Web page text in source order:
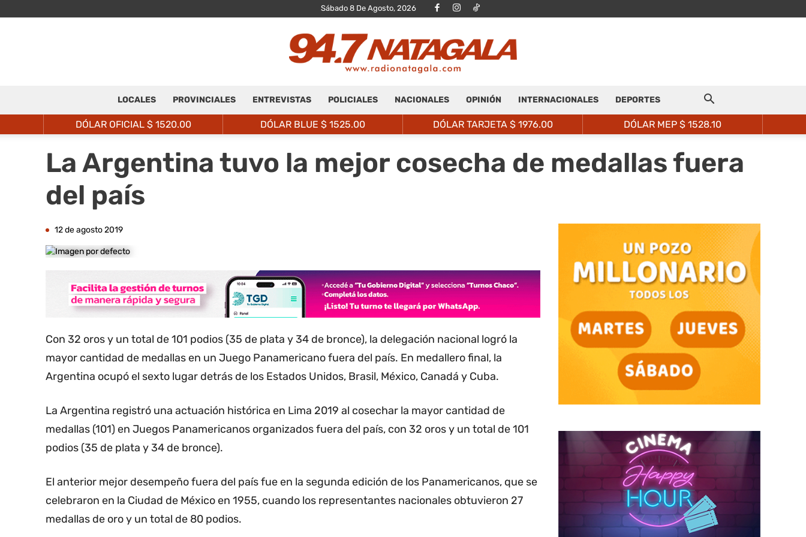
Sábado 8 De Agosto, 2026
LOCALES PROVINCIALES ENTREVISTAS POLICIALES NACIONALES OPINIÓN INTERNACIONALES DEPORTES
DÓLAR OFICIAL $ 1520.00 DÓLAR BLUE $ 1525.00 DÓLAR TARJETA $ 1976.00 DÓLAR MEP $ 1528.10
La Argentina tuvo la mejor cosecha de medallas fuera
del país
12 de agosto 2019
Con 32 oros y un total de 101 podios (35 de plata y 34 de bronce), la delegación nacional logró la
mayor cantidad de medallas en un Juego Panamericano fuera del país. En medallero final, la
Argentina ocupó el sexto lugar detrás de los Estados Unidos, Brasil, México, Canadá y Cuba.
La Argentina registró una actuación histórica en Lima 2019 al cosechar la mayor cantidad de
medallas (101) en Juegos Panamericanos organizados fuera del país, con 32 oros y un total de 101
podios (35 de plata y 34 de bronce).
El anterior mejor desempeño fuera del país fue en la segunda edición de los Panamericanos, que se
celebraron en la Ciudad de México en 1955, cuando los representantes nacionales obtuvieron 27
medallas de oro y un total de 80 podios.